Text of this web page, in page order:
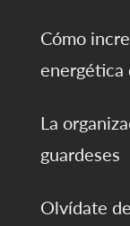
Cómo
energética
La
guardeses
Olvídate